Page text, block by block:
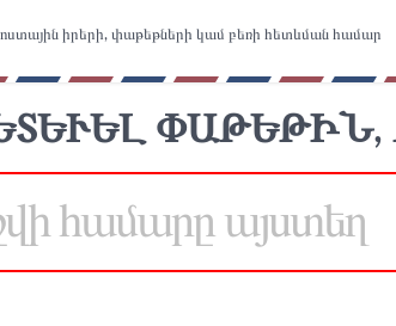
իրերի, փաթեթների կամ բեռի հետևման համար
ՓԱԹԵԹԻՆ,